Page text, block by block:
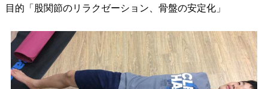
目的「股関節のリラクゼーション、骨盤の安定化」